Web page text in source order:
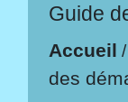
Guide
Accueil /
des